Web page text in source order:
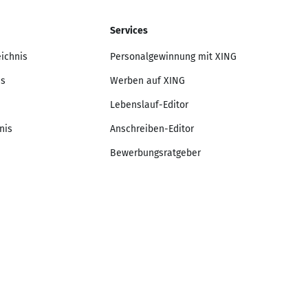
Services
Personalgewinnung mit XING
Werben auf XING
Lebenslauf-Editor
Anschreiben-Editor
Bewerbungsratgeber